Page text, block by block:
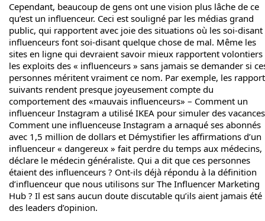
Cependant, beaucoup de gens ont une vision plus lâche de ce
qu’est un influenceur. Ceci est souligné par les médias grand
public, qui rapportent avec joie des situations où les soi-disant
influenceurs font soi-disant quelque chose de mal. Même les
sites en ligne qui devraient savoir mieux rapportent volontiers
les exploits des « influenceurs » sans jamais se demander si
personnes méritent vraiment ce nom. Par exemple, les
suivants rendent presque joyeusement compte du
comportement des «mauvais influenceurs» – Comment un
influenceur Instagram a utilisé IKEA pour simuler des vacances
Comment une influenceuse Instagram a arnaqué ses abonnés
avec 1,5 million de dollars et Démystifier les affirmations d’un
influenceur « dangereux » fait perdre du temps aux médecins,
déclare le médecin généraliste. Qui a dit que ces personnes
étaient des influenceurs ? Ont-ils déjà répondu à la définition
d’influenceur que nous utilisons sur The Influencer Marketing
Hub ? Il est sans aucun doute discutable qu’ils aient jamais été
des leaders d’opinion.